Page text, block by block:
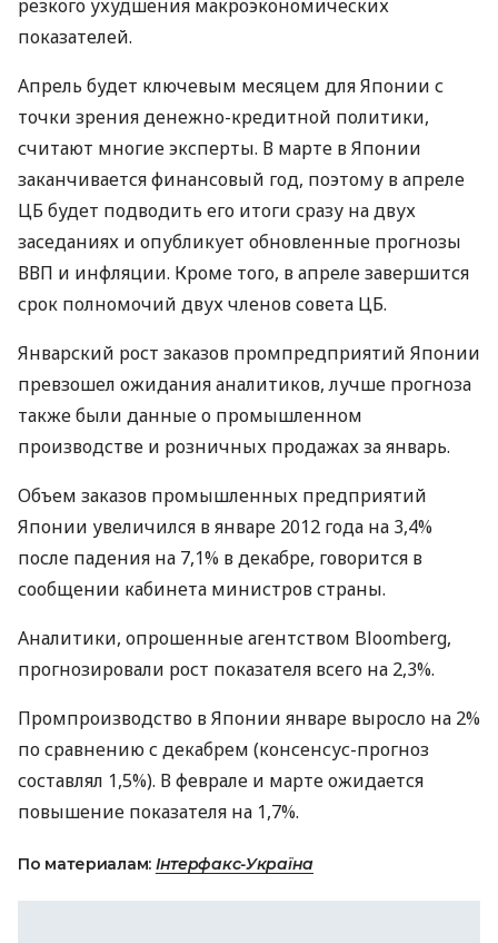
резкого ухудшения макроэкономических
показателей.
Апрель будет ключевым месяцем для Японии с
точки зрения денежно-кредитной политики,
считают многие эксперты. В марте в Японии
заканчивается финансовый год, поэтому в апреле
ЦБ будет подводить его итоги сразу на двух
заседаниях и опубликует обновленные прогнозы
ВВП и инфляции. Кроме того, в апреле завершится
срок полномочий двух членов совета ЦБ.
Январский рост заказов промпредприятий Японии
превзошел ожидания аналитиков, лучше прогноза
также были данные о промышленном
производстве и розничных продажах за январь.
Объем заказов промышленных предприятий
Японии увеличился в январе 2012 года на 3,4%
после падения на 7,1% в декабре, говорится в
сообщении кабинета министров страны.
Аналитики, опрошенные агентством Bloomberg,
прогнозировали рост показателя всего на 2,3%.
Промпроизводство в Японии январе выросло на 2%
по сравнению с декабрем (консенсус-прогноз
составлял 1,5%). В феврале и марте ожидается
повышение показателя на 1,7%.
По материалам: Інтерфакс-Україна